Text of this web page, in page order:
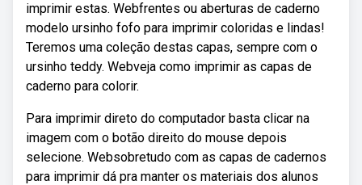
imprimir estas. Webfrentes ou aberturas de caderno
modelo ursinho fofo para imprimir coloridas e lindas!
Teremos uma coleção destas capas, sempre com o
ursinho teddy. Webveja como imprimir as capas de
caderno para colorir.
Para imprimir direto do computador basta clicar na
imagem com o botão direito do mouse depois
selecione. Websobretudo com as capas de cadernos
para imprimir dá pra manter os materiais dos alunos